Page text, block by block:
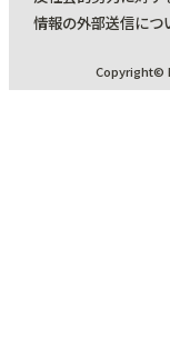
情報の外部送信につ
Copyright©